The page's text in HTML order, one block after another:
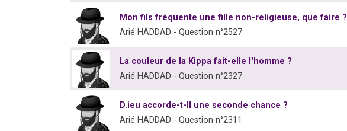
Mon fils fréquente une fille non-religieuse, que faire ?
Arié HADDAD - Question n°2527
La couleur de la Kippa fait-elle l'homme ?
Arié HADDAD - Question n°2327
D.ieu accorde-t-Il une seconde chance ?
Arié HADDAD - Question n°2311